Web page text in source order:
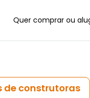
Quer comprar ou
de construtoras